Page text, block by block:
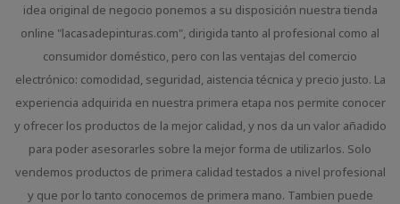
idea original de negocio ponemos a su disposición nuestra tienda
online "lacasadepinturas.com", dirigida tanto al profesional como al
consumidor doméstico, pero con las ventajas del comercio
electrónico: comodidad, seguridad, aistencia técnica y precio justo. La
experiencia adquirida en nuestra primera etapa nos permite conocer
y ofrecer los productos de la mejor calidad, y nos da un valor añadido
para poder asesorarles sobre la mejor forma de utilizarlos. Solo
vendemos productos de primera calidad testados a nivel profesional
y que por lo tanto conocemos de primera mano. Tambien puede